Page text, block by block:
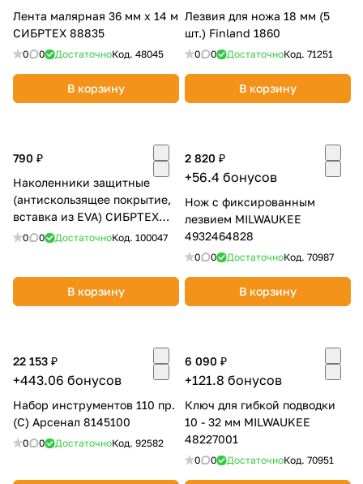
Лента малярная 36 мм х 14 м
СИБРТЕХ 88835
0 0 ДостаточноКод. 48045
В корзину
Лезвия для ножа 18 мм (5
шт.) Finland 1860
0 0 ДостаточноКод. 71251
В корзину
790 ₽
Наколенники защитные
(антискользящее покрытие,
вставка из EVA) СИБРТЕХ
89412
0 0 ДостаточноКод. 100047
В корзину
2 820 ₽
+56.4 бонусов
Нож с фиксированным
лезвием MILWAUKEE
4932464828
0 0 ДостаточноКод. 70987
В корзину
22 153 ₽
+443.06 бонусов
Набор инструментов 110 пр.
(C) Арсенал 8145100
0 0 ДостаточноКод. 92582
6 090 ₽
+121.8 бонусов
Ключ для гибкой подводки
10 - 32 мм MILWAUKEE
48227001
0 0 ДостаточноКод. 70951